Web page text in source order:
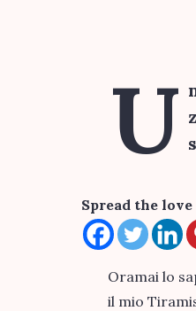
U
Spread the love
Oramai lo
il mio